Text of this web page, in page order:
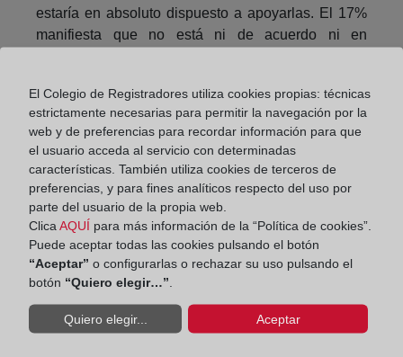
estaría en absoluto dispuesto a apoyarlas. El 17%
manifiesta que no está ni de acuerdo ni en
Según el estudio de ASVAL y SIMA, el 85%
considera que el mercado del alquiler tendría más
estabilidad si se garantiza que, ante una ocupación
ilegal o un impago, el propietario recuperará el
control de su vivienda en el menor tiempo posible.
Más de seis de cada diez propietarios consideran
que una reducción en el plazo de los desahucios
en caso de un impago de la renta aumentaría la
oferta de viviendas en alquiler porque daría mayor
seguridad jurídica a los arrendadores. Un 13% de
los propietarios piensa que no debería afectar,
El Colegio de Registradores utiliza cookies propias: técnicas
estrictamente necesarias para permitir la navegación por la
web y de preferencias para recordar información para que
el usuario acceda al servicio con determinadas
características. También utiliza cookies de terceros de
preferencias, y para fines analíticos respecto del uso por
parte del usuario de la propia web.
Clica AQUÍ para más información de la “Política de cookies”.
Puede aceptar todas las cookies pulsando el botón
“Aceptar” o configurarlas o rechazar su uso pulsando el
botón “Quiero elegir…”
Quiero elegir... Aceptar